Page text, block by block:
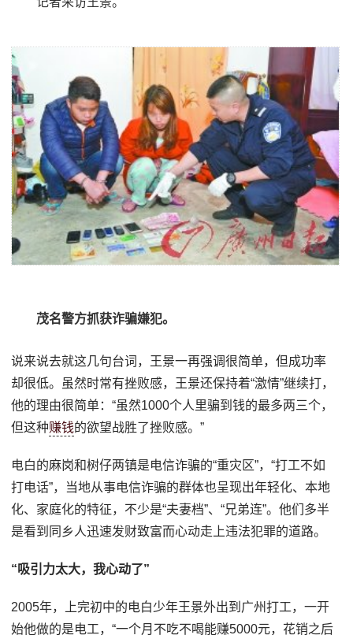
茂名警方抓获诈骗嫌犯。
说来说去就这几句台词，王景一再强调很简单，但成功率
却很低。虽然时常有挫败感，王景还保持着“激情”继续打，
他的理由很简单：“虽然1000个人里骗到钱的最多两三个，
但这种赚钱的欲望战胜了挫败感。”
电白的麻岗和树仔两镇是电信诈骗的“重灾区”，“打工不如
打电话”，当地从事电信诈骗的群体也呈现出年轻化、本地
化、家庭化的特征，不少是“夫妻档”、“兄弟连”。他们多半
是看到同乡人迅速发财致富而心动走上违法犯罪的道路。
“吸引力太大，我心动了”
2005年，上完初中的电白少年王景外出到广州打工，一开
始他做的是电工，“一个月不吃不喝能赚5000元，花销之后